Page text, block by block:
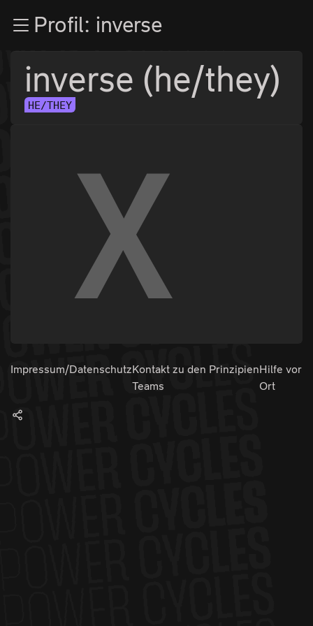
Zum InhaltProfil: inverse
inverse (he/they)
HE/THEY
Impressum/DatenschutzKontakt zu den
Teams
PrinzipienHilfe vor
Ort